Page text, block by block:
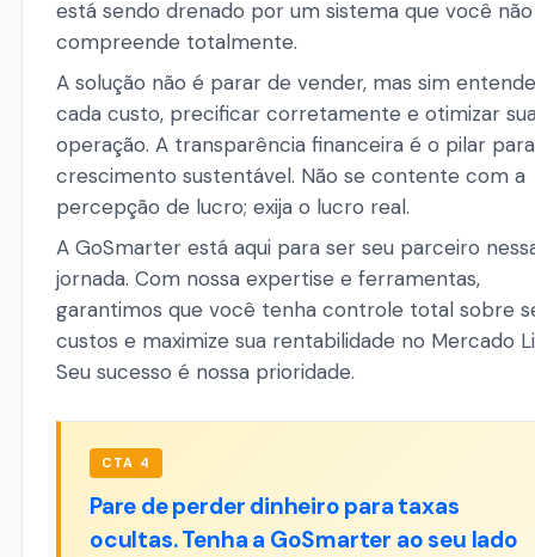
está sendo drenado por um sistema que você não
compreende totalmente.
A solução não é parar de vender, mas sim
cada custo, precificar corretamente e otimizar
operação. A transparência financeira é o pilar
crescimento sustentável. Não se contente com a
percepção de lucro; exija o lucro real.
A GoSmarter está aqui para ser seu parceiro
jornada. Com nossa expertise e ferramentas,
garantimos que você tenha controle total sobre
custos e maximize sua rentabilidade no Mercado
Seu sucesso é nossa prioridade.
CTA 4
Pare de perder dinheiro para taxas
ocultas. Tenha a GoSmarter ao seu lado